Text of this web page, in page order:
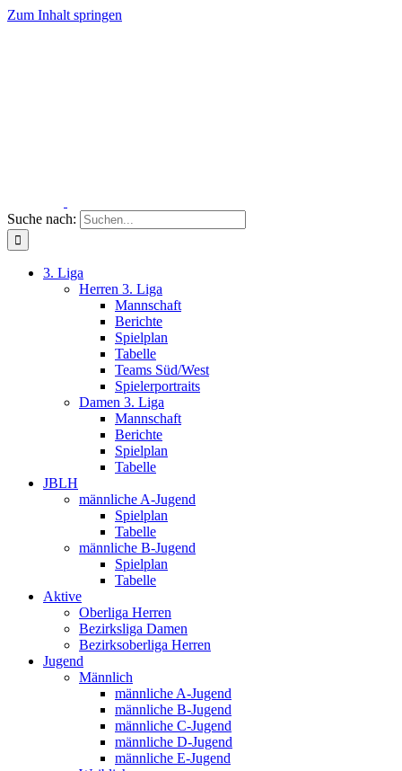
Zum Inhalt springen
Suche nach:
3. Liga
Herren 3. Liga
Mannschaft
Berichte
Spielplan
Tabelle
Teams Süd/West
Spielerportraits
Damen 3. Liga
Mannschaft
Berichte
Spielplan
Tabelle
JBLH
männliche A-Jugend
Spielplan
Tabelle
männliche B-Jugend
Spielplan
Tabelle
Aktive
Oberliga Herren
Bezirksliga Damen
Bezirksoberliga Herren
Jugend
Männlich
männliche A-Jugend
männliche B-Jugend
männliche C-Jugend
männliche D-Jugend
männliche E-Jugend